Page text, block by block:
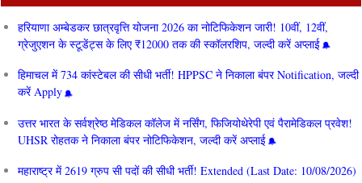
हरियाणा अम्बेडकर छात्रवृत्ति योजना 2026 का नोटिफिकेशन जारी! 10वीं, 12वीं,
ग्रेजुएशन के स्टूडेंट्स के लिए ₹12000 तक की स्कॉलरशिप, जल्दी करें अप्लाई
हिमाचल में 734 कांस्टेबल की सीधी भर्ती! HPPSC ने निकाला बंपर Notification, जल्दी
करें Apply
उत्तर भारत के सर्वश्रेष्ठ मेडिकल कॉलेज में नर्सिंग, फिजियोथेरेपी एवं पैरामेडिकल प्रवेश!
UHSR रोहतक ने निकाला बंपर नोटिफिकेशन, जल्दी करें अप्लाई
महाराष्ट्र में 2619 ग्रुप सी पदों की सीधी भर्ती! Extended (Last Date: 10/08/2026)